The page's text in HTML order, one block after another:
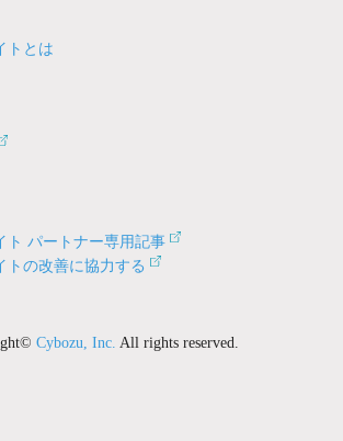
トとは
ト パートナー専用記事
トの改善に協力する
Cybozu, Inc. All rights reserved.